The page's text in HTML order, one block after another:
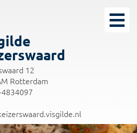
12
Rotterdam